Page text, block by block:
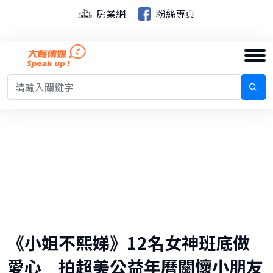
房業網 粉絲專頁
《小姐不熙娣》12名女神班底做
愛心 拍超美公益年曆關懷小朋友